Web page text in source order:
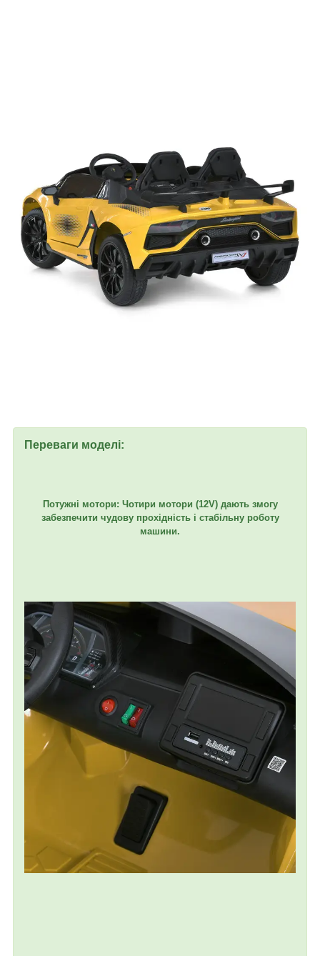
Переваги моделі:
Потужні мотори: Чотири мотори (12V) дають змогу
забезпечити чудову прохідність і стабільну роботу
машини.